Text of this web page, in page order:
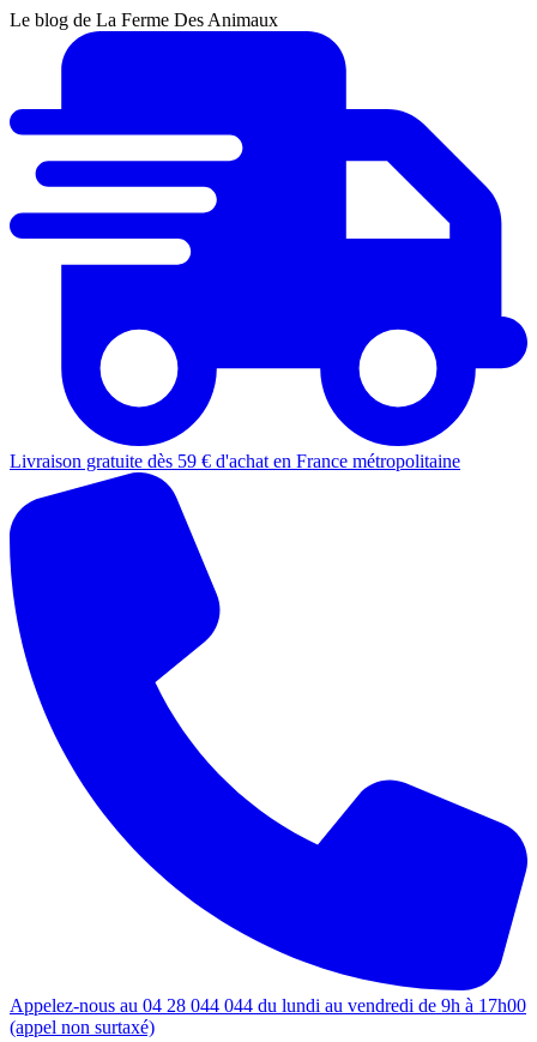
Le blog de La Ferme Des Animaux
Livraison gratuite dès 59 € d'achat en France métropolitaine
Appelez-nous au 04 28 044 044 du lundi au vendredi de 9h à 17h00
(appel non surtaxé)